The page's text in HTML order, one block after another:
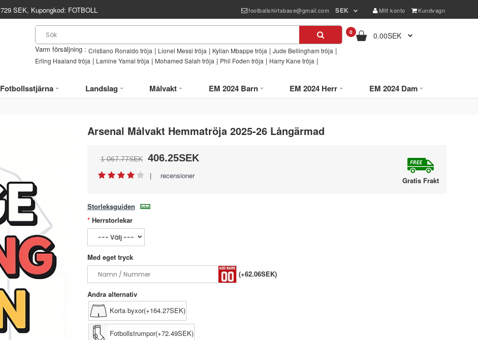
729 SEK, Kupongkod: FOTBOLL footballshirtsbase@gmail.com SEK Mitt konto Kundvagn
Varm försäljning : Cristiano Ronaldo tröja | Lionel Messi tröja | Kylian Mbappe tröja | Jude Bellingham tröja |
Erling Haaland tröja | Lamine Yamal tröja | Mohamed Salah tröja | Phil Foden tröja | Harry Kane tröja |
0 0.00SEK
Fotbollsstjärna Landslag Målvakt EM 2024 Barn EM 2024 Herr EM 2024 Dam
Arsenal Målvakt Hemmatröja 2025-26 Långärmad
1 067.77SEK 406.25SEK
| recensioner
Gratis Frakt
Storleksguiden
Herrstorlekar
Med eget tryck
(+62.06SEK)
Andra alternativ
Korta byxor(+164.27SEK)
Fotbollstrumpor(+72.49SEK)